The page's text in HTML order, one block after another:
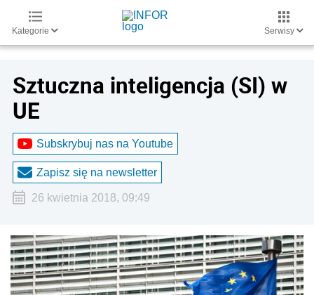
Kategorie Serwisy
Sztuczna inteligencja (SI) w
UE
Subskrybuj nas na Youtube
Zapisz się na newsletter
26 kwietnia 2018, 09:49